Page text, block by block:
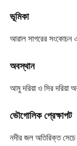
ভূমিকা
আরাল সাগরের সংকোচন
অবস্থান
আমু দরিয়া ও সির দরিয়া
ভৌগোলিক প্রেক্ষাপট
নদীর জল অতিরিক্ত সেচে